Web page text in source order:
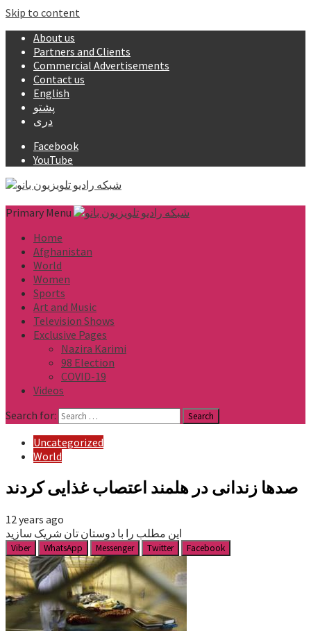
Skip to content
About us
Partners and Clients
Commercial Advertisements
Contact us
English
پشتو
دری
Facebook
YouTube
Primary Menu
Home
Afghanistan
World
Women
Sports
Art and Music
Television Shows
Exclusive Pages
Nazira Karimi
98 Election
COVID-19
Videos
Search for:
Uncategorized
World
صدها زندانی در هلمند اعتصاب غذایی کردند
12 years ago
این مطلب را با دوستان تان شریک سازید
Viber WhatsApp Messenger Twitter Facebook